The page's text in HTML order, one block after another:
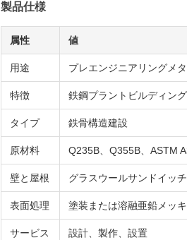
製品仕様
属性 値
用途 プレエンジニアリングメ
特徴 鉄鋼プラントビルディング
タイプ 鉄骨構造建設
原材料 Q235B、Q355B、ASTM
壁と屋根 グラスウールサンドイッ
表面処理 塗装または溶融亜鉛メッキ
サービス 設計、製作、設置